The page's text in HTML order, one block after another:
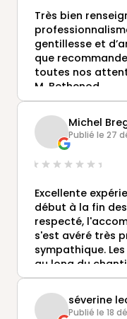
Très bien
gentillesse et
que
toutes nos
M. Bethenod
Michel
Publié le 27
Excellente
début à la fin
respecté,
s'est avéré très
sympathique.
au long du
à nos demandes
très satisfait.
séverine
Publié le 18